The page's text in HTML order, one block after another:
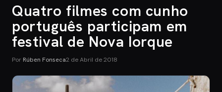
Quatro filmes com cunho
português participam em
festival de Nova Iorque
Por Rúben Fonseca2 de Abril de 2018